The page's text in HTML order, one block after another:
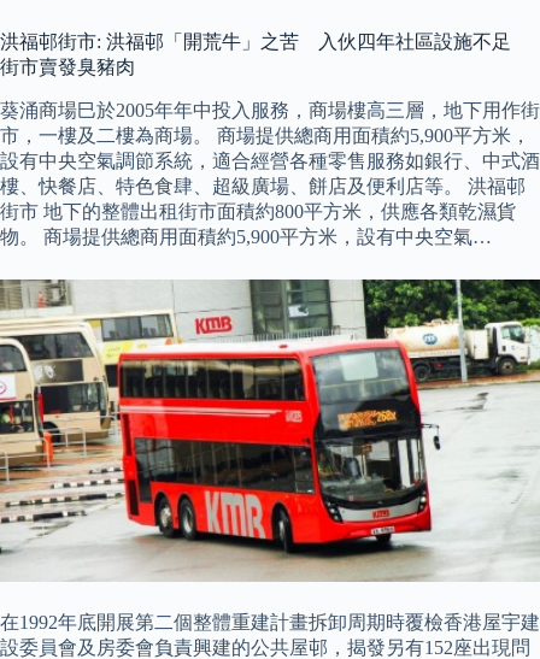
洪福邨街市: 洪福邨「開荒牛」之苦 入伙四年社區設施不足
街市賣發臭豬肉
葵涌商場巳於2005年年中投入服務，商場樓高三層，地下用作街
市，一樓及二樓為商場。 商場提供總商用面積約5,900平方米，
設有中央空氣調節系統，適合經營各種零售服務如銀行、中式酒
樓、快餐店、特色食肆、超級廣場、餅店及便利店等。 洪福邨
街市 地下的整體出租街市面積約800平方米，供應各類乾濕貨
物。 商場提供總商用面積約5,900平方米，設有中央空氣…
在1992年底開展第二個整體重建計畫拆卸周期時覆檢香港屋宇建
設委員會及房委會負責興建的公共屋邨，揭發另有152座出現問